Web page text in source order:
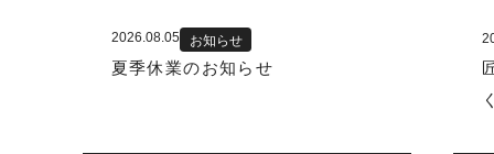
2026.08.05 お知らせ
夏季休業のお知らせ